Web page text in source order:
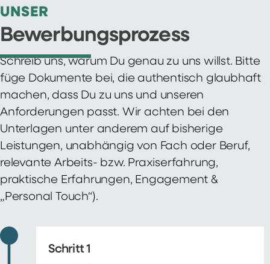
UNSER
Bewerbungsprozess
Schreib uns, warum Du genau zu uns willst. Bitte
füge Dokumente bei, die authentisch glaubhaft
machen, dass Du zu uns und unseren
Anforderungen passt. Wir achten bei den
Unterlagen unter anderem auf bisherige
Leistungen, unabhängig von Fach oder Beruf,
relevante Arbeits- bzw. Praxiserfahrung,
praktische Erfahrungen, Engagement &
„Personal Touch“).
Schritt 1